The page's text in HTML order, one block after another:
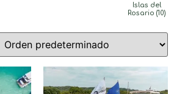
Islas del
Rosario (10)